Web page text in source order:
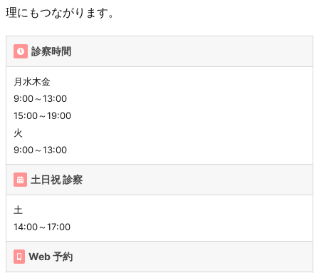
理にもつながります。
診察時間
月水木金
9:00～13:00
15:00～19:00
火
9:00～13:00
土日祝 診察
土
14:00～17:00
Web 予約